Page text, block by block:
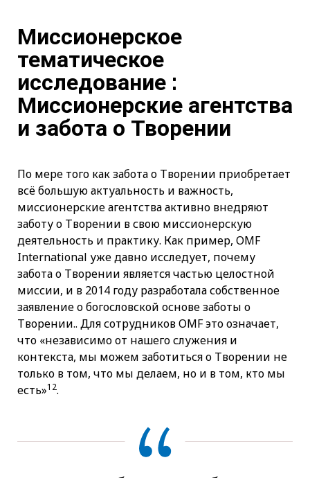
Миссионерское
тематическое
исследование :
Миссионерские агентства
и забота о Творении
По мере того как забота о Творении приобретает
всё большую актуальность и важность,
миссионерские агентства активно внедряют
заботу о Творении в свою миссионерскую
деятельность и практику. Как пример, OMF
International уже давно исследует, почему
забота о Творении является частью целостной
миссии, и в 2014 году разработала собственное
заявление о богословской основе заботы о
Творении.. Для сотрудников OMF это означает,
что «независимо от нашего служения и
контекста, мы можем заботиться о Творении не
только в том, что мы делаем, но и в том, кто мы
есть»12.